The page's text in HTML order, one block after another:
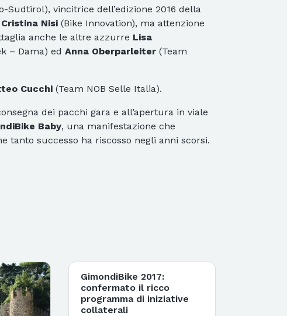
Sudtirol), vincitrice dell’edizione 2016 della
Nisi (Bike Innovation), ma attenzione
anche le altre azzurre Lisa
– Dama) ed Anna Oberparleiter (Team
Cucchi (Team NOB Selle Italia).
dei pacchi gara e all’apertura in viale
Baby, una manifestazione che
tanto successo ha riscosso negli anni scorsi.
GimondiBike 2017:
confermato il ricco
programma di iniziative
collaterali